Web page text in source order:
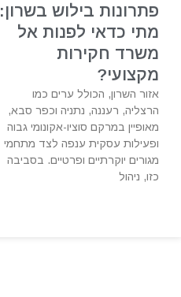
פתרונות בילוש בשרון:
מתי כדאי לפנות אל
משרד חקירות
מקצועי?
אזור השרון, הכולל ערים כמו
הרצליה, רעננה, נתניה וכפר סבא,
מאופיין במרקם סוציו-אקונומי גבוה
ופעילות עסקית ענפה לצד מתחמי
מגורים יוקרתיים ופרטיים. בסביבה
כזו, ניהול